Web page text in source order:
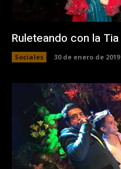
Ruleteando con la
Sociales 30 de enero de 2019